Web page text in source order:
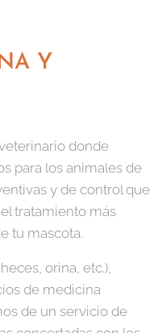
Y
donde
para los animales de
y de control que
tratamiento más
tu mascota.
orina, etc.),
de medicina
de un servicio de